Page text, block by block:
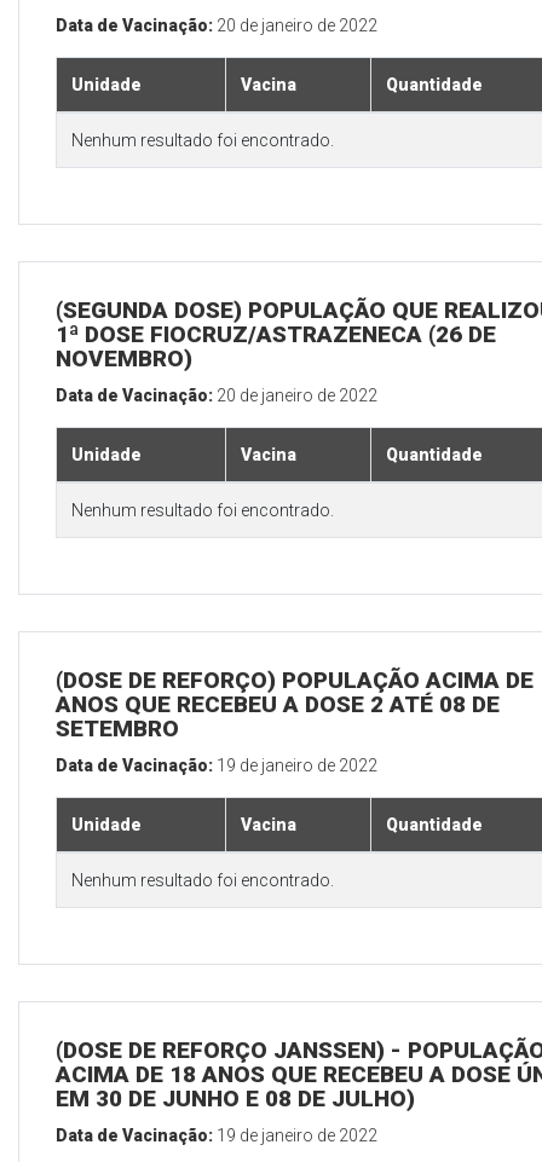
Data de Vacinação: 20 de janeiro de 2022
Unidade Vacina Quantidade
Nenhum resultado foi encontrado.
(SEGUNDA DOSE) POPULAÇÃO QUE
1ª DOSE FIOCRUZ/ASTRAZENECA (26 DE
NOVEMBRO)
Data de Vacinação: 20 de janeiro de 2022
Unidade Vacina Quantidade
Nenhum resultado foi encontrado.
(DOSE DE REFORÇO) POPULAÇÃO ACIMA DE
ANOS QUE RECEBEU A DOSE 2 ATÉ 08 DE
SETEMBRO
Data de Vacinação: 19 de janeiro de 2022
Unidade Vacina Quantidade
Nenhum resultado foi encontrado.
(DOSE DE REFORÇO JANSSEN) -
ACIMA DE 18 ANOS QUE RECEBEU A DOSE
EM 30 DE JUNHO E 08 DE JULHO)
Data de Vacinação: 19 de janeiro de 2022